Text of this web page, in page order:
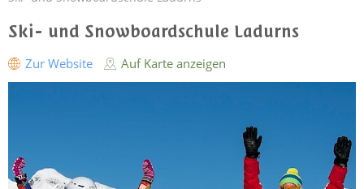
Ski- und Snowboardschule Ladurns
Zur Website Auf Karte anzeigen